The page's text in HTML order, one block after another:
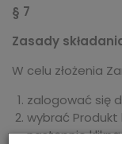
§ 7
Zasady
W celu złożenia
zalogować się
wybrać
następnie